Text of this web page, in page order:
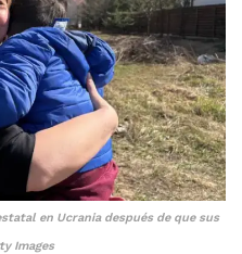
en Ucrania después de que sus
Images